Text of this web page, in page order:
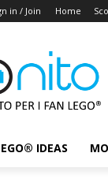
in / Join Home
IDEAS